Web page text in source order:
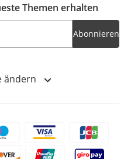
ändern
Themen erhalten